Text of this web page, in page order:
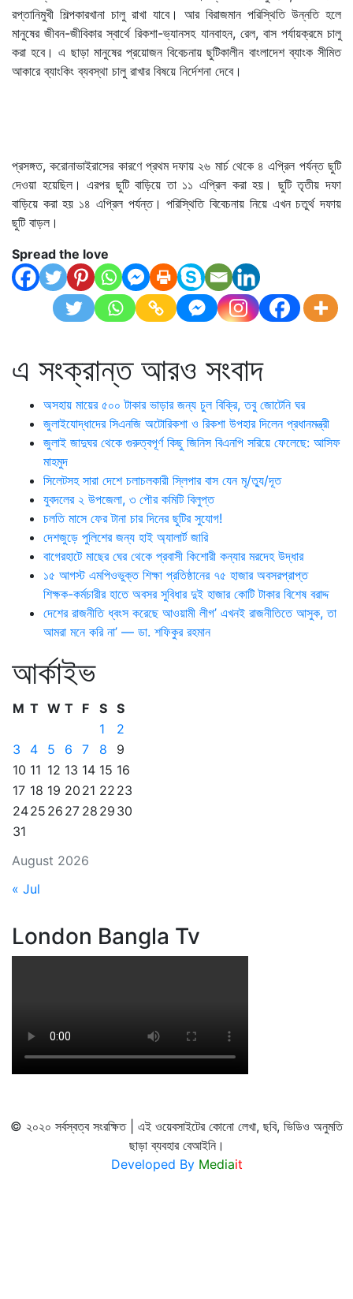
রপ্তানিমুখী শিল্পকারখানা চালু রাখা যাবে। আর বিরাজমান পরিস্থিতি উন্নতি হলে
মানুষের জীবন-জীবিকার স্বার্থে রিকশা-ভ্যানসহ যানবাহন, রেল, বাস পর্যায়ক্রমে চালু
করা হবে। এ ছাড়া মানুষের প্রয়োজন বিবেচনায় ছুটিকালীন বাংলাদেশ ব্যাংক সীমিত
আকারে ব্যাংকিং ব্যবস্থা চালু রাখার বিষয়ে নির্দেশনা দেবে।
প্রসঙ্গত, করোনাভাইরাসের কারণে প্রথম দফায় ২৬ মার্চ থেকে ৪ এপ্রিল পর্যন্ত ছুটি
দেওয়া হয়েছিল। এরপর ছুটি বাড়িয়ে তা ১১ এপ্রিল করা হয়। ছুটি তৃতীয় দফা
বাড়িয়ে করা হয় ১৪ এপ্রিল পর্যন্ত। পরিস্থিতি বিবেচনায় নিয়ে এখন চতুর্থ দফায়
ছুটি বাড়ল।
Spread the love
এ সংক্রান্ত আরও সংবাদ
অসহায় মায়ের ৫০০ টাকার ভাড়ার জন্য চুল বিক্রি, তবু জোটেনি ঘর
জুলাইযোদ্ধাদের সিএনজি অটোরিকশা ও রিকশা উপহার দিলেন প্রধানমন্ত্রী
জুলাই জাদুঘর থেকে গুরুত্বপূর্ণ কিছু জিনিস বিএনপি সরিয়ে ফেলেছে: আসিফ
মাহমুদ
সিলেটসহ সারা দেশে চলাচলকারী স্লিপার বাস যেন মৃ/ত্যু/দূত
যুবদলের ২ উপজেলা, ৩ পৌর কমিটি বিলুপ্ত
চলতি মাসে ফের টানা চার দিনের ছুটির সুযোগ!
দেশজুড়ে পুলিশের জন্য হাই অ্যালার্ট জারি
বাগেরহাটে মাছের ঘের থেকে প্রবাসী কিশোরী কন্যার মরদেহ উদ্ধার
১৫ আগস্ট এমপিওভুক্ত শিক্ষা প্রতিষ্ঠানের ৭৫ হাজার অবসরপ্রাপ্ত
শিক্ষক-কর্মচারীর হাতে অবসর সুবিধার দুই হাজার কোটি টাকার বিশেষ বরাদ্দ
দেশের রাজনীতি ধ্বংস করেছে আওয়ামী লীগ’ এখনই রাজনীতিতে আসুক, তা
আমরা মনে করি না’ — ডা. শফিকুর রহমান
আর্কাইভ
August 2026
M T W T F S S
1
2
3
4 5 6 7 8
9
10 11 12 13 14 15 16
17 18 19 20 21 22 23
2425 26 27 28 29 30
31
« Jul
London Bangla Tv
© ২০২০ সর্বস্বত্ব সংরক্ষিত | এই ওয়েবসাইটের কোনো লেখা, ছবি, ভিডিও অনুমতি
ছাড়া ব্যবহার বেআইনি।
Developed By Mediait